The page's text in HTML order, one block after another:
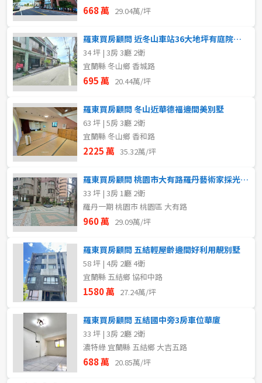
668 萬 29.04萬/坪
羅東買房顧問 近冬山車站36大地坪有庭院透天
34 坪 | 3房 3廳 2衛
宜蘭縣 冬山鄉 香城路
695 萬 20.44萬/坪
羅東買房顧問 冬山近華德福邊間美別墅
63 坪 | 5房 3廳 2衛
宜蘭縣 冬山鄉 香和路
2225 萬 35.32萬/坪
羅東買房顧問 桃園市大有路羅丹藝術家採光美三房
33 坪 | 3房 1廳 2衛
羅丹一期 桃園市 桃園區 大有路
960 萬 29.09萬/坪
羅東買房顧問 五結輕屋齡邊間好利用靚別墅
58 坪 | 4房 2廳 4衛
宜蘭縣 五結鄉 協和中路
1580 萬 27.24萬/坪
羅東買房顧問 五結國中旁3房車位華廈
33 坪 | 3房 2廳 2衛
濃特綠 宜蘭縣 五結鄉 大吉五路
688 萬 20.85萬/坪